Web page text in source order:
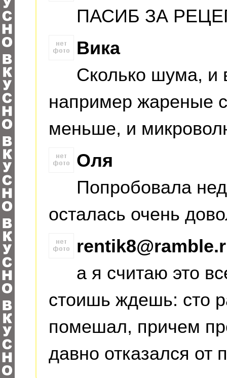
ПАСИБ ЗА
Вика
Сколько шума, и
например жареные
меньше, и
Оля
Попробовала
осталась очень
а я считаю это
стоишь ждешь: сто
помешал, причем
давно отказался от